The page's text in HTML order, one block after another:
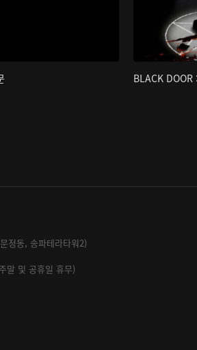
BLACK DOOR
정동, 송파테라타워2)
및 공휴일 휴무)